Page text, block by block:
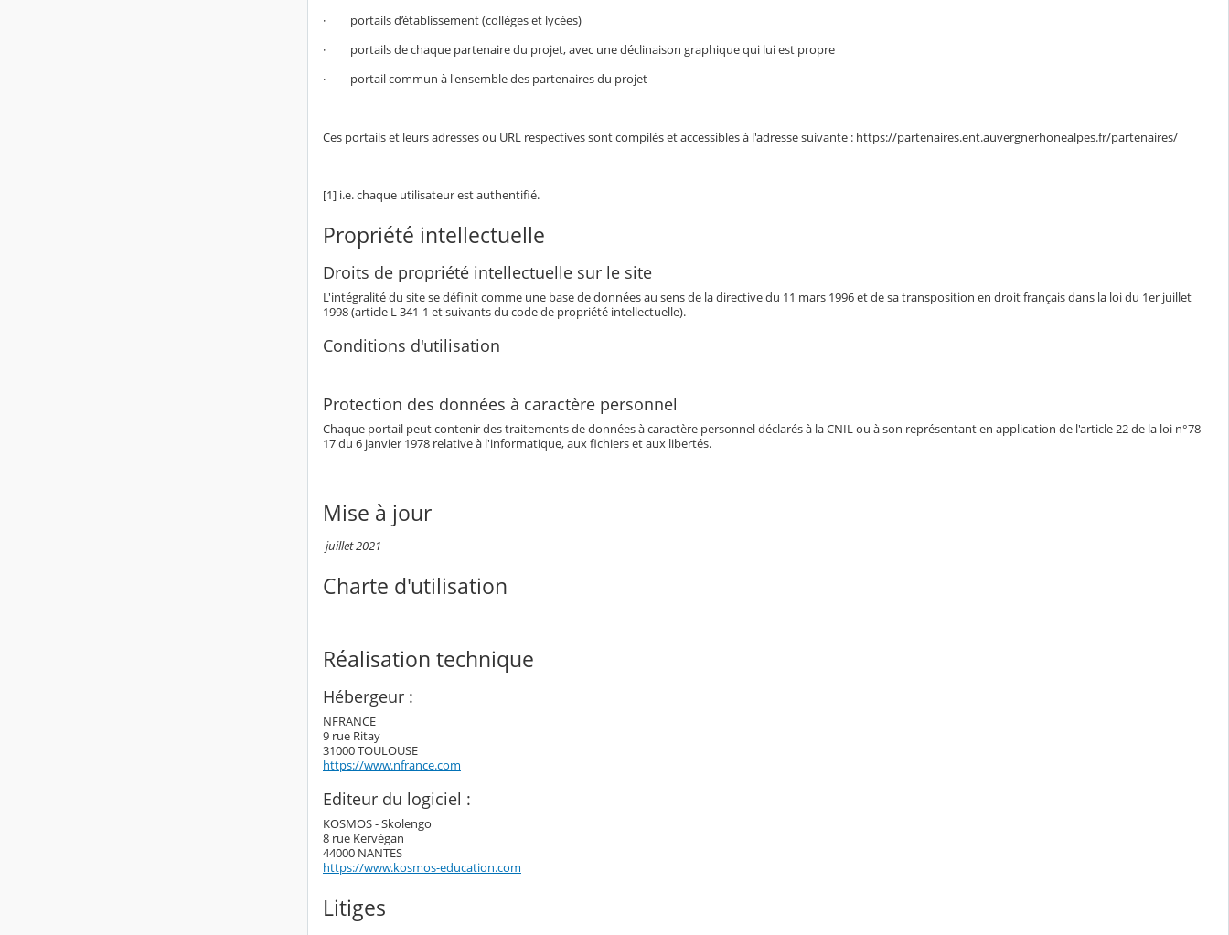
· portails d’établissement (collèges et lycées)
· portails de chaque partenaire du projet, avec une déclinaison graphique qui lui est propre
· portail commun à l'ensemble des partenaires du projet
Ces portails et leurs adresses ou URL respectives sont compilés et accessibles à l'adresse suivante : https://partenaires.ent.auvergnerhonealpes.fr/partenaires/
[1] i.e. chaque utilisateur est authentifié.
Propriété intellectuelle
Droits de propriété intellectuelle sur le site
L'intégralité du site se définit comme une base de données au sens de la directive du 11 mars 1996 et de sa transposition en droit français dans la loi du 1er juillet
1998 (article L 341-1 et suivants du code de propriété intellectuelle).
Conditions d'utilisation
Protection des données à caractère personnel
Chaque portail peut contenir des traitements de données à caractère personnel déclarés à la CNIL ou à son représentant en application de l'article 22 de la loi n°78-
17 du 6 janvier 1978 relative à l'informatique, aux fichiers et aux libertés.
Mise à jour
juillet 2021
Charte d'utilisation
Réalisation technique
Hébergeur :
NFRANCE
9 rue Ritay
31000 TOULOUSE
https://www.nfrance.com
Editeur du logiciel :
KOSMOS - Skolengo
8 rue Kervégan
44000 NANTES
https://www.kosmos-education.com
Litiges